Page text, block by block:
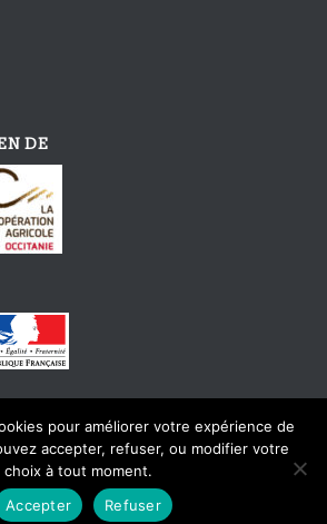
DE
Gourmand En Occitanie - Design et intégration
pour améliorer votre expérience de
accepter, refuser, ou modifier votre
choix à tout moment.
Accepter
Refuser